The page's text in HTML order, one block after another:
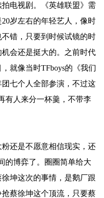
电视剧。《英雄联盟》需
岁左右的年轻艺人，像时
错，只要到时候试镜的时
会还是挺大的。之前时代
就像当时TFboys的《我们
七个人全部参演，不过这
有人来分一杯羹，不带李
还是不愿意相信现实，还
的博弈了。圈圈简单给大
坤这次的事情，是鹅厂跟
蔡徐坤这个顶流，只要蔡